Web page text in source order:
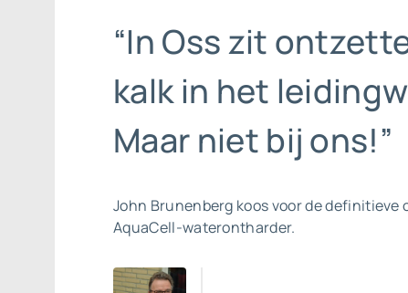
“In Oss zit
kalk in het
Maar niet bij ons!”
John Brunenberg koos voor de definitieve
AquaCell-waterontharder.